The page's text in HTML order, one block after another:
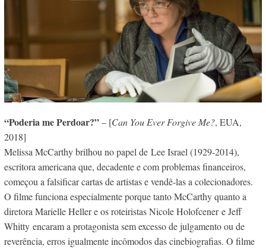
“Poderia me Perdoar?”– [Can You Ever Forgive Me?, EUA,
2018]
Melissa McCarthy brilhou no papel de Lee Israel (1929-2014),
escritora americana que, decadente e com problemas financeiros,
começou a falsificar cartas de artistas e vendê-las a colecionadores.
O filme funciona especialmente porque tanto McCarthy quanto a
diretora Marielle Heller e os roteiristas Nicole Holofcener e Jeff
Whitty encaram a protagonista sem excesso de julgamento ou de
reverência, erros igualmente incômodos das cinebiografias. O filme